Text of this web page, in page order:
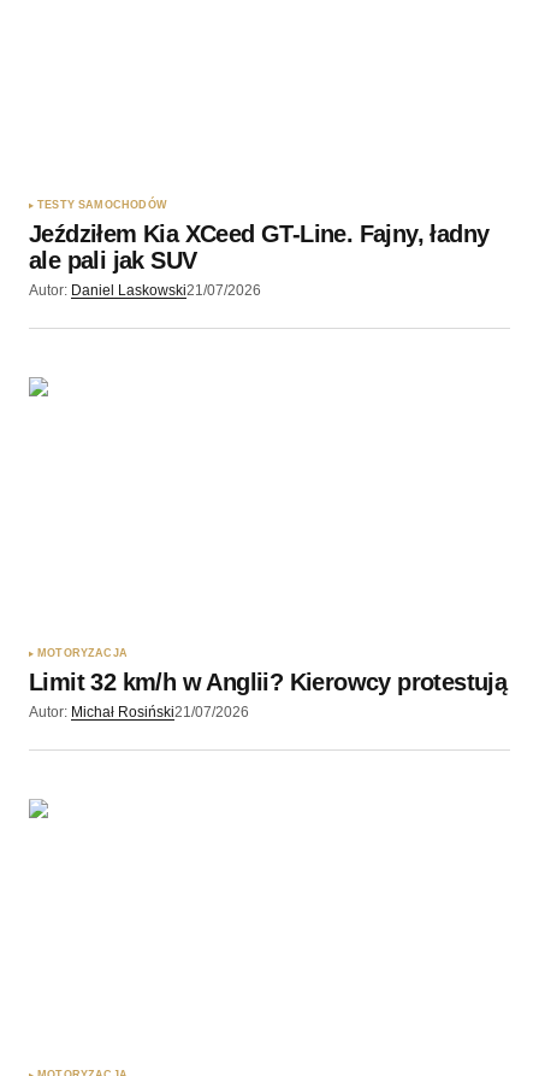
TESTY SAMOCHODÓW
Jeździłem Kia XCeed GT-Line. Fajny, ładny
ale pali jak SUV
Autor: Daniel Laskowski21/07/2026
MOTORYZACJA
Limit 32 km/h w Anglii? Kierowcy protestują
Autor: Michał Rosiński21/07/2026